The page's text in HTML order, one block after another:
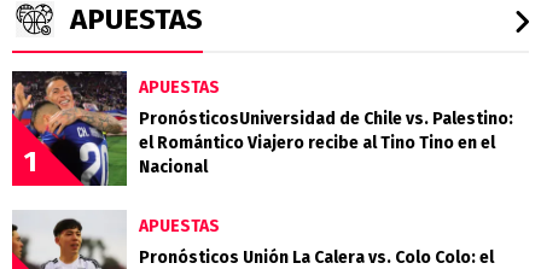
APUESTAS
1
APUESTAS
PronósticosUniversidad de Chile vs. Palestino:
el Romántico Viajero recibe al Tino Tino en el
Nacional
APUESTAS
Pronósticos Unión La Calera vs. Colo Colo: el